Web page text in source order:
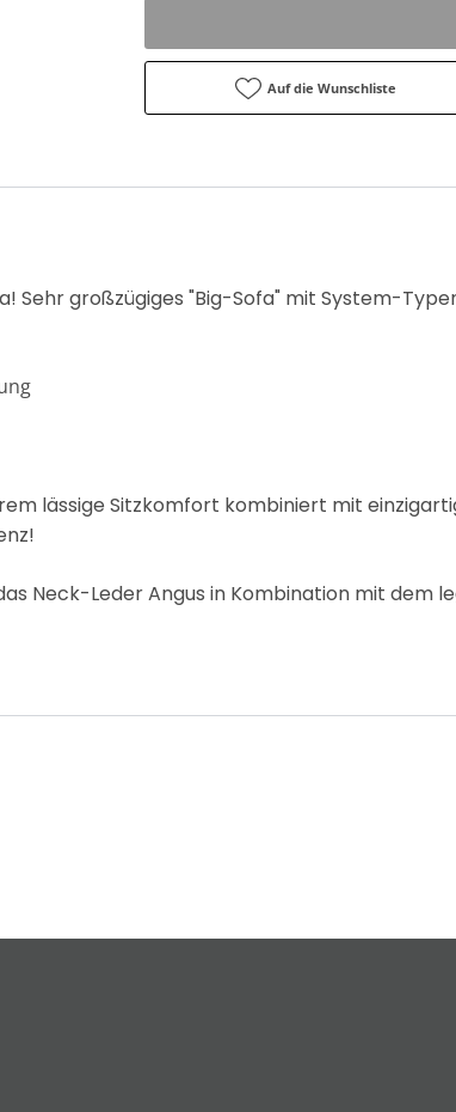
Auf die Wunschliste
großzügiges "Big-Sofa" mit System-
lässige Sitzkomfort kombiniert mit
Neck-Leder Angus in Kombination mit dem